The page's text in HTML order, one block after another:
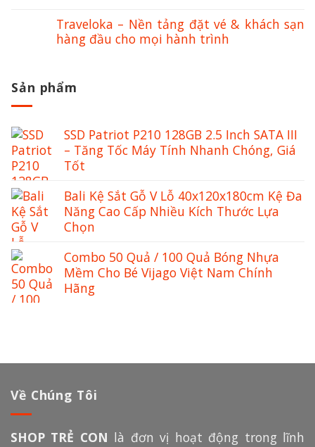
Traveloka – Nền tảng đặt vé & khách sạn
hàng đầu cho mọi hành trình
Sản phẩm
SSD Patriot P210 128GB 2.5 Inch SATA III
– Tăng Tốc Máy Tính Nhanh Chóng, Giá
Tốt
Bali Kệ Sắt Gỗ V Lỗ 40x120x180cm Kệ Đa
Năng Cao Cấp Nhiều Kích Thước Lựa
Chọn
Combo 50 Quả / 100 Quả Bóng Nhựa
Mềm Cho Bé Vijago Việt Nam Chính
Hãng
Về Chúng Tôi
SHOP TRẺ CON là đơn vị hoạt động trong lĩnh